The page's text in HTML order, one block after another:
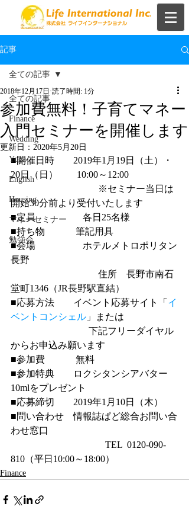
記事
全ての記事
Finance
Wedding
Yoga
English
Housing
マネーセミナー
勉強会
全ての記事
参加費無料！子育てマネー
入門セミナーを開催します
2018年12月17日 読了時間: 1分
更新日： 2020年5月20日
■開催日時　　2019年1月19日（土）・
20日（日）　　10:00～12:00
※セミナー当日は
開始30分前より受付いたします
■定員　　　　　各日25名様
■持ち物　　 　筆記用具
■会場　　　　　ホテルメトロポリタン
長野
住所　長野市南石
堂町1346（JR長野駅直結）
■応募方法　　イベント応募サイト「 イ
ベントコンシェル 」または
下記フリーダイヤル
からお申込み願います
■参加費　　　 無料
■参加特典　　ロクシタンシアバター
10mlをプレゼント
■応募締切　　2019年1月10日（木）
■問い合わせ　情報誌ぱど総合お問い合
わせ窓口
TEL  0120-090-
810（平日10:00～18:00）
Finance